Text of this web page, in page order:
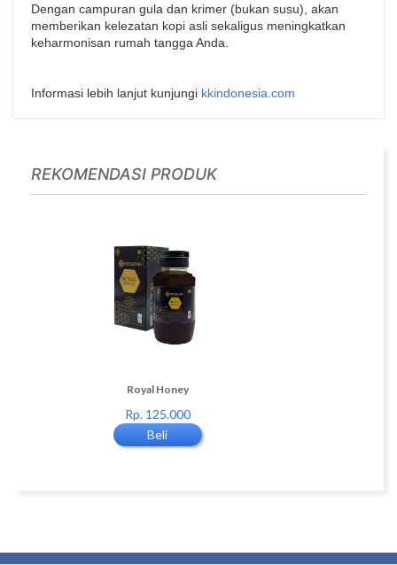
Dengan campuran gula dan krimer (bukan susu), akan
memberikan kelezatan kopi asli sekaligus meningkatkan
keharmonisan rumah tangga Anda.
Informasi lebih lanjut kunjungi kkindonesia.com
REKOMENDASI PRODUK
Royal Honey
Rp. 125.000
Beli